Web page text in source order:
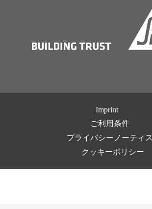
Imprint
ご利用条件
プライバシーノーティス
クッキーポリシー